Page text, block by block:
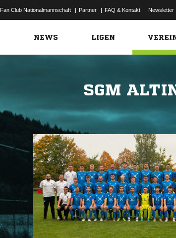
Fan Club Nationalmannschaft | Partner | FAQ & Kontakt | Newsletter
NEWS LIGEN
SGM